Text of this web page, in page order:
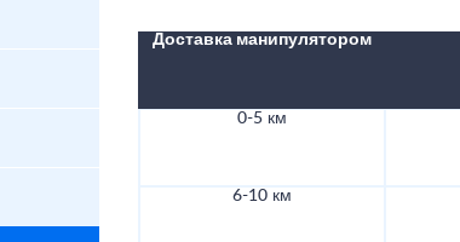
Доставка манипулятором
0-5 км
6-10 км